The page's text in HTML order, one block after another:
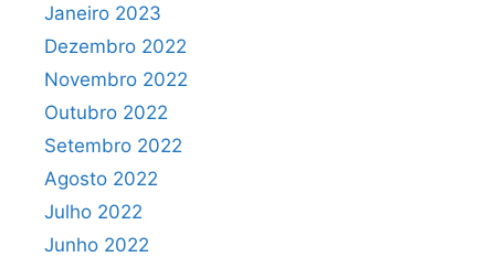
Janeiro 2023
Dezembro 2022
Novembro 2022
Outubro 2022
Setembro 2022
Agosto 2022
Julho 2022
Junho 2022